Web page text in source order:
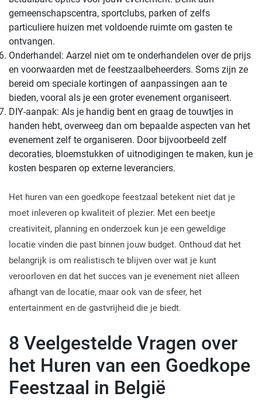
gemeenschapscentra, sportclubs, parken of zelfs
particuliere huizen met voldoende ruimte om gasten te
ontvangen.
Onderhandel: Aarzel niet om te onderhandelen over de prijs
en voorwaarden met de feestzaalbeheerders. Soms zijn ze
bereid om speciale kortingen of aanpassingen aan te
bieden, vooral als je een groter evenement organiseert.
DIY-aanpak: Als je handig bent en graag de touwtjes in
handen hebt, overweeg dan om bepaalde aspecten van het
evenement zelf te organiseren. Door bijvoorbeeld zelf
decoraties, bloemstukken of uitnodigingen te maken, kun je
kosten besparen op externe leveranciers.
Het huren van een goedkope feestzaal betekent niet dat je
moet inleveren op kwaliteit of plezier. Met een beetje
creativiteit, planning en onderzoek kun je een geweldige
locatie vinden die past binnen jouw budget. Onthoud dat het
belangrijk is om realistisch te blijven over wat je kunt
veroorloven en dat het succes van je evenement niet alleen
afhangt van de locatie, maar ook van de sfeer, het
entertainment en de gastvrijheid die je biedt.
8 Veelgestelde Vragen over
het Huren van een Goedkope
Feestzaal in België